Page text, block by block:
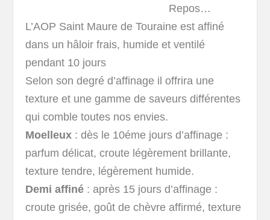
Repos…
L’AOP Saint Maure de Touraine est affiné
dans un hâloir frais, humide et ventilé
pendant 10 jours
Selon son degré d’affinage il offrira une
texture et une gamme de saveurs différentes
qui comble toutes nos envies.
Moelleux : dès le 10éme jours d’affinage :
parfum délicat, croute légèrement brillante,
texture tendre, légèrement humide.
Demi affiné : après 15 jours d’affinage :
croute grisée, goût de chèvre affirmé, texture